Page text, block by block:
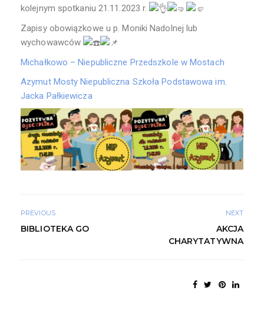
kolejnym spotkaniu 21.11.2023 r.
Zapisy obowiązkowe u p. Moniki Nadolnej lub
wychowawców
Michałkowo – Niepubliczne Przedszkole w Mostach
Azymut Mosty Niepubliczna Szkoła Podstawowa im.
Jacka Pałkiewicza
PREVIOUS
BIBLIOTEKA GO
NEXT
AKCJA
CHARYTATYWNA